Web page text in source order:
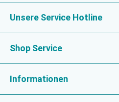
Unsere Service Hotline
Shop Service
Informationen